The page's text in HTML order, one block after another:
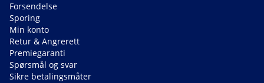
Forsendelse
Sporing
Min konto
Retur & Angrerett
Premiegaranti
Spørsmål og svar
Sikre betalingsmåter